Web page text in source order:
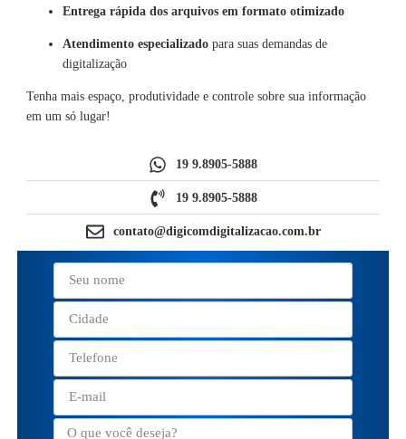
Entrega rápida dos arquivos em formato otimizado
Atendimento especializadopara suas demandas de
digitalização
Tenha mais espaço, produtividade e controle sobre sua informação
em um só lugar!
19 9.8905-5888
19 9.8905-5888
contato@digicomdigitalizacao.com.br